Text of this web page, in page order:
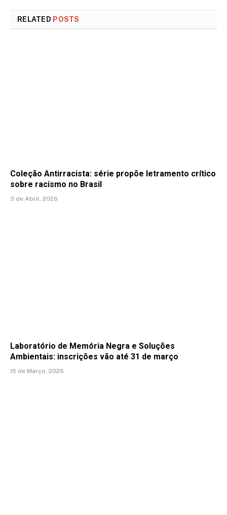
RELATED POSTS
Coleção Antirracista: série propõe letramento crítico
sobre racismo no Brasil
3 de Abril, 2026
Laboratório de Memória Negra e Soluções
Ambientais: inscrições vão até 31 de março
15 de Março, 2026